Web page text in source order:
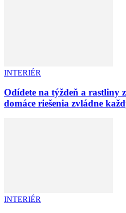
INTERIÉR
Odídete na týždeň a rastliny
domáce riešenia zvládne
INTERIÉR